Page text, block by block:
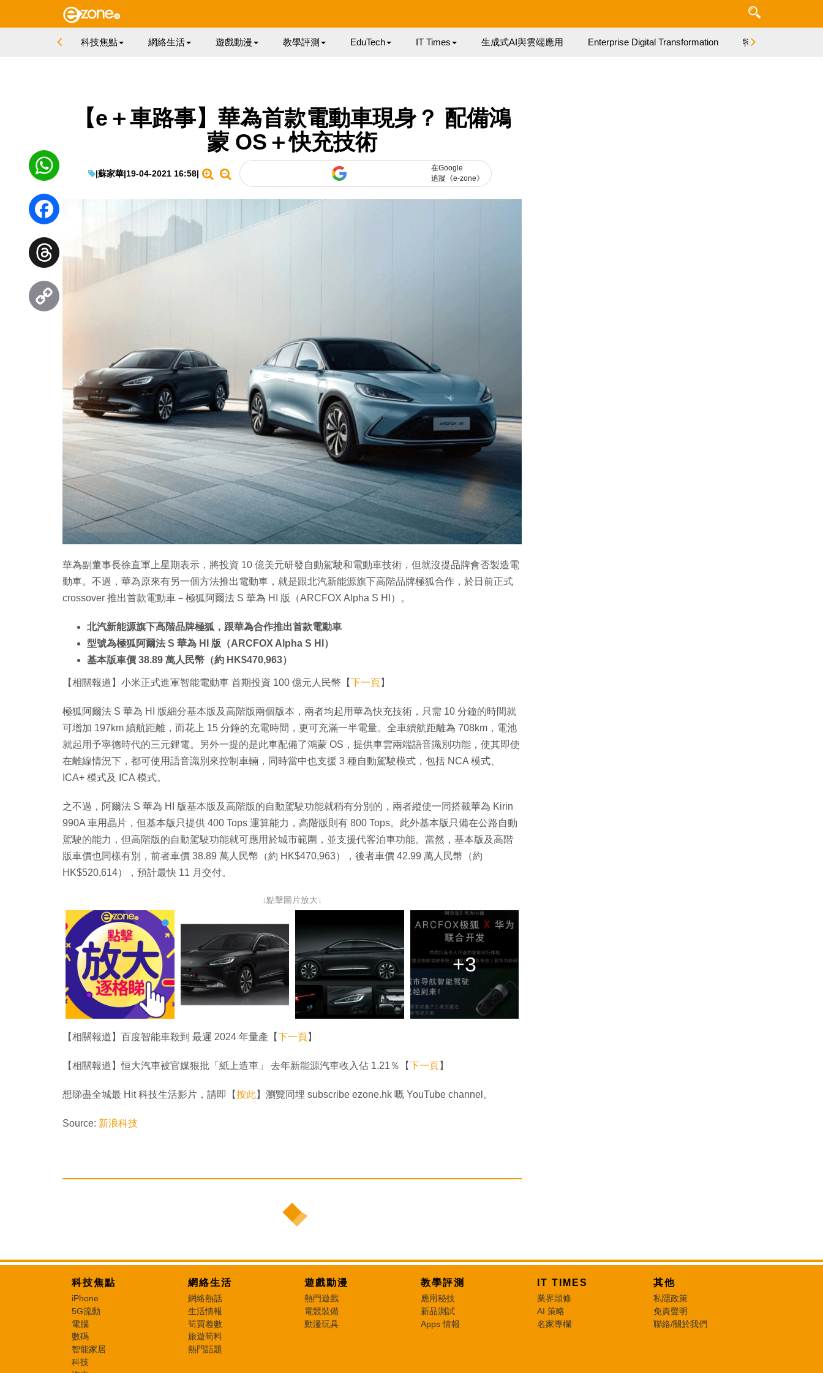
科技焦點 網絡生活 遊戲動漫 教學評測 EduTech IT Times 生成式AI與雲端應用 Enterprise Digital Transformation 特集
【e＋車路事】華為首款電動車現身？ 配備鴻
蒙 OS＋快充技術
|蘇家華|19-04-2021 16:58|
在Google
追蹤《e-zone》
華為副董事長徐直軍上星期表示，將投資 10 億美元研發自動駕駛和電動車技術，但就沒提品牌會否製造電
動車。不過，華為原來有另一個方法推出電動車，就是跟北汽新能源旗下高階品牌極狐合作，於日前正式
crossover 推出首款電動車－極狐阿爾法 S 華為 HI 版（ARCFOX Alpha S HI）。
北汽新能源旗下高階品牌極狐，跟華為合作推出首款電動車
型號為極狐阿爾法 S 華為 HI 版（ARCFOX Alpha S HI）
基本版車價 38.89 萬人民幣（約 HK$470,963）
【相關報道】小米正式進軍智能電動車 首期投資 100 億元人民幣【下一頁】
極狐阿爾法 S 華為 HI 版細分基本版及高階版兩個版本，兩者均起用華為快充技術，只需 10 分鐘的時間就
可增加 197km 續航距離，而花上 15 分鐘的充電時間，更可充滿一半電量。全車續航距離為 708km，電池
就起用予寧德時代的三元鋰電。另外一提的是此車配備了鴻蒙 OS，提供車雲兩端語音識別功能，使其即使
在離線情況下，都可使用語音識別來控制車輛，同時當中也支援 3 種自動駕駛模式，包括 NCA 模式、
ICA+ 模式及 ICA 模式。
之不過，阿爾法 S 華為 HI 版基本版及高階版的自動駕駛功能就稍有分別的，兩者縱使一同搭載華為 Kirin
990A 車用晶片，但基本版只提供 400 Tops 運算能力，高階版則有 800 Tops。此外基本版只備在公路自動
駕駛的能力，但高階版的自動駕駛功能就可應用於城市範圍，並支援代客泊車功能。當然，基本版及高階
版車價也同樣有別，前者車價 38.89 萬人民幣（約 HK$470,963），後者車價 42.99 萬人民幣（約
HK$520,614），預計最快 11 月交付。
↓點擊圖片放大↓
+3
【相關報道】百度智能車殺到 最遲 2024 年量產【下一頁】
【相關報道】恒大汽車被官媒狠批「紙上造車」 去年新能源汽車收入佔 1.21％【下一頁】
想睇盡全城最 Hit 科技生活影片，請即【按此】瀏覽同埋 subscribe ezone.hk 嘅 YouTube channel。
Source: 新浪科技
WhatsApp
Facebook
Threads
科技焦點
iPhone
5G流動
電腦
數碼
智能家居
科技
網絡生活
網絡熱話
生活情報
筍買着數
旅遊筍料
熱門話題
遊戲動漫
熱門遊戲
電競裝備
動漫玩具
教學評測
應用秘技
新品測試
Apps 情報
IT TIMES
業界頭條
AI 策略
名家專欄
其他
私隱政策
免責聲明
聯絡/關於我們